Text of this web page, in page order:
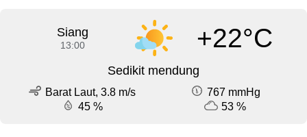
Siang
13:00 +22°C
Sedikit mendung
Barat Laut, 3.8 m/s
767 mmHg
45 %
53 %